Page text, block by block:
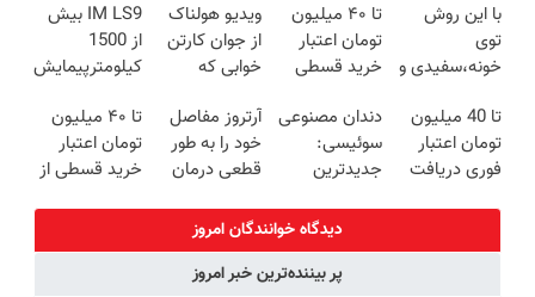
روزه ساخت!
کن)
کننده خانگی
با این روش
توی
خونه،سفیدی و
برگردون
(40%off)
تا ۴۰ میلیون
تومان اعتبار
خرید قسطی
ویدیو هولناک
از جوان کارتن
خوابی که
آموزش رایگان
IM LS9 بیش
از 1500
کیلومترپیمایش
تا 40 میلیون
تومان اعتبار
فوری دریافت
دندان مصنوعی
سوئیسی:
جدیدترین
سبک و مقاوم |
پرداخت قسطی
آرتروز مفاصل
خود را به طور
قطعی درمان
◗پرسش‌نامه◖
تا ۴۰ میلیون
تومان اعتبار
خرید قسطی از
دیدگاه خوانندگان امروز
پر بیننده‌ترین خبر امروز